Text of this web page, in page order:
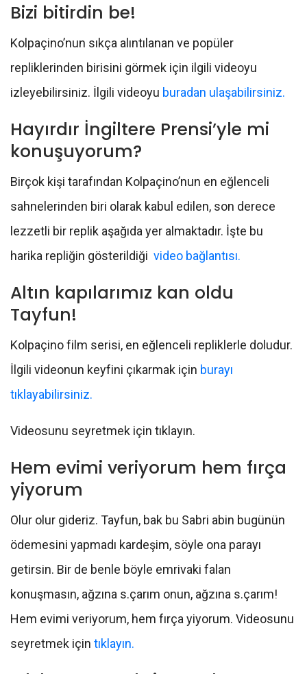
Bizi bitirdin be!
Kolpaçino’nun sıkça alıntılanan ve popüler
repliklerinden birisini görmek için ilgili videoyu
izleyebilirsiniz. İlgili videoyu buradan ulaşabilirsiniz.
Hayırdır İngiltere Prensi’yle mi
konuşuyorum?
Birçok kişi tarafından Kolpaçino’nun en eğlenceli
sahnelerinden biri olarak kabul edilen, son derece
lezzetli bir replik aşağıda yer almaktadır. İşte bu
harika repliğin gösterildiği video bağlantısı.
Altın kapılarımız kan oldu
Tayfun!
Kolpaçino film serisi, en eğlenceli repliklerle doludur.
İlgili videonun keyfini çıkarmak için burayı
tıklayabilirsiniz.
Videosunu seyretmek için tıklayın.
Hem evimi veriyorum hem fırça
yiyorum
Olur olur gideriz. Tayfun, bak bu Sabri abin bugünün
ödemesini yapmadı kardeşim, söyle ona parayı
getirsin. Bir de benle böyle emrivaki falan
konuşmasın, ağzına s.çarım onun, ağzına s.çarım!
Hem evimi veriyorum, hem fırça yiyorum. Videosunu
seyretmek için tıklayın.